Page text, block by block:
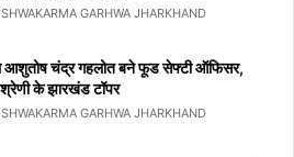
GARHWA JHARKHAND
आशुतोष चंद्र गहलोत बने फूड सेफ्टी ऑफिसर,
के झारखंड टॉपर
GARHWA JHARKHAND